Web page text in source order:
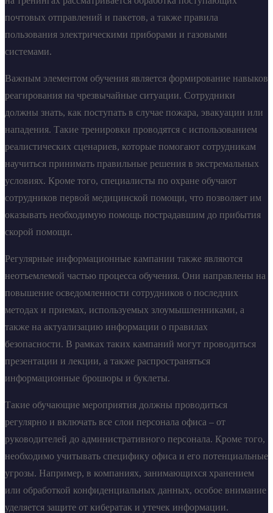
почтовых отправлений и пакетов, а также правила
пользования электрическими приборами и газовыми
системами.
Важным элементом обучения является формирование навыков
реагирования на чрезвычайные ситуации. Сотрудники
должны знать, как поступать в случае пожара, эвакуации или
нападения. Такие тренировки проводятся с использованием
реалистических сценариев, которые помогают сотрудникам
научиться принимать правильные решения в экстремальных
условиях. Кроме того, специалисты по охране обучают
сотрудников первой медицинской помощи, что позволяет им
оказывать необходимую помощь пострадавшим до прибытия
скорой помощи.
Регулярные информационные кампании также являются
неотъемлемой частью процесса обучения. Они направлены на
повышение осведомленности сотрудников о последних
методах и приемах, используемых злоумышленниками, а
также на актуализацию информации о правилах
безопасности. В рамках таких кампаний могут проводиться
презентации и лекции, а также распространяться
информационные брошюры и буклеты.
Такие обучающие мероприятия должны проводиться
регулярно и включать все слои персонала офиса – от
руководителей до административного персонала. Кроме того,
необходимо учитывать специфику офиса и его потенциальные
угрозы. Например, в компаниях, занимающихся хранением
или обработкой конфиденциальных данных, особое внимание
уделяется защите от кибератак и утечек информации.